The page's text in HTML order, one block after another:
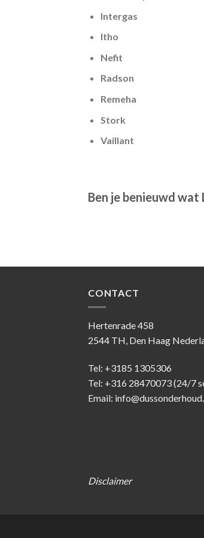
Intergas
Itho
Nefit
Radson
Remeha
Stork
Vaillant
Ben je benieuwd wat
CONTACT
Hertenrade 458
2544 TH, Den Haag
Tel: +3185 1305306
Tel: +316 28470073 (24/7
Email:
Disclaimer